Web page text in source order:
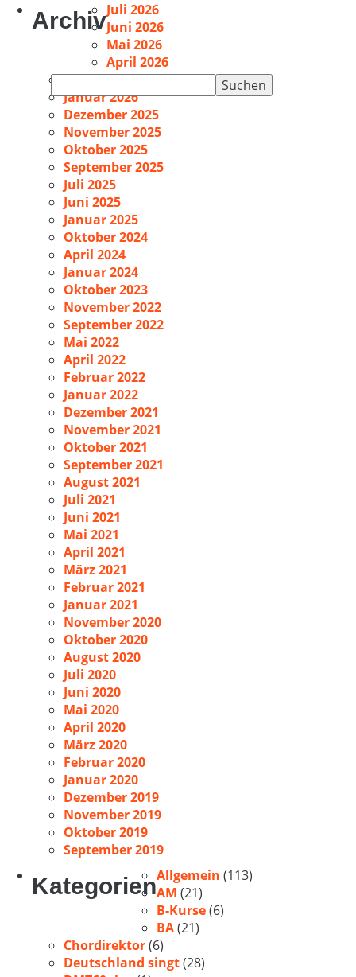
Suchen
nach:
ArchivJuli 2026
Juni 2026
Mai 2026
April 2026
Februar 2026
Januar 2026
Dezember 2025
November 2025
Oktober 2025
September 2025
Juli 2025
Juni 2025
Januar 2025
Oktober 2024
April 2024
Januar 2024
Oktober 2023
November 2022
September 2022
Mai 2022
April 2022
Februar 2022
Januar 2022
Dezember 2021
November 2021
Oktober 2021
September 2021
August 2021
Juli 2021
Juni 2021
Mai 2021
April 2021
März 2021
Februar 2021
Januar 2021
November 2020
Oktober 2020
August 2020
Juli 2020
Juni 2020
Mai 2020
April 2020
März 2020
Februar 2020
Januar 2020
Dezember 2019
November 2019
Oktober 2019
September 2019
KategorienAllgemein (113)
AM (21)
B-Kurse(6)
BA(21)
Chordirektor(6)
Deutschland singt(28)